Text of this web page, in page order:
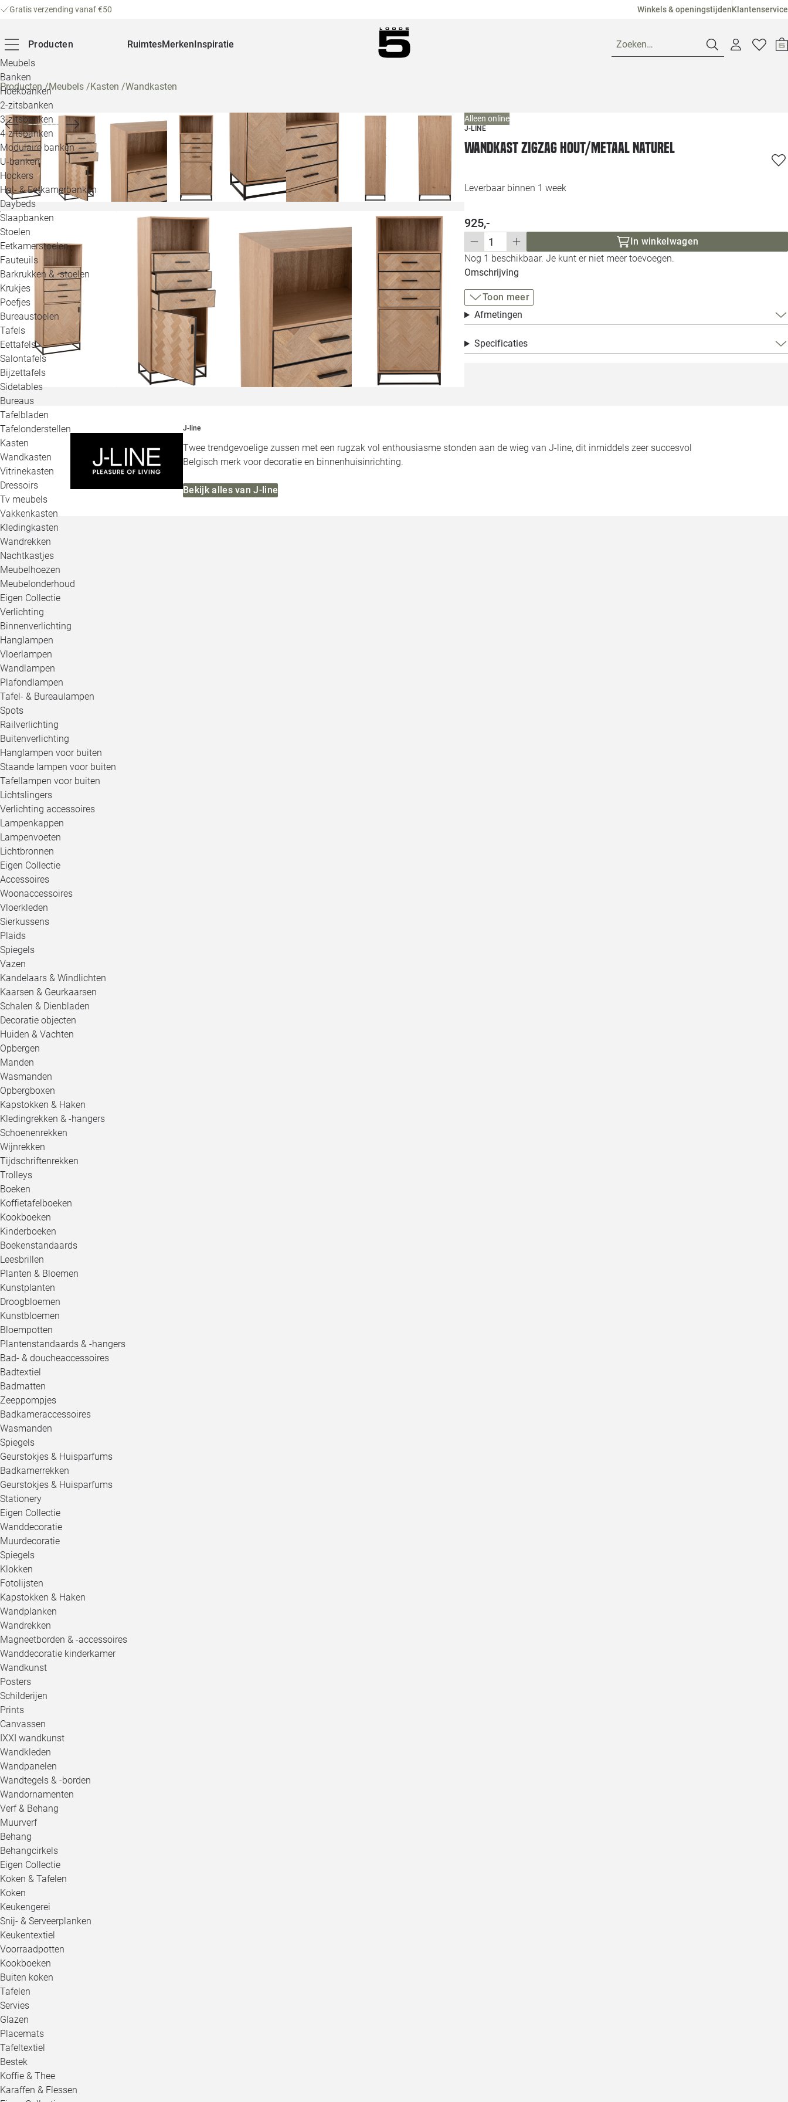
Gratis verzending vanaf €50 Winkels & openingstijdenKlantenservice
Producten
Meubels
Banken
Hoekbanken
2-zitsbanken
3-zitsbanken
4-zitsbanken
Modulaire banken
U-banken
Hockers
Hal- & Eetkamerbanken
Daybeds
Slaapbanken
Stoelen
Eetkamerstoelen
Fauteuils
Barkrukken & -stoelen
Krukjes
Poefjes
Bureaustoelen
Tafels
Eettafels
Salontafels
Bijzettafels
Sidetables
Bureaus
Tafelbladen
Tafelonderstellen
Kasten
Wandkasten
Vitrinekasten
Dressoirs
Tv meubels
Vakkenkasten
Kledingkasten
Wandrekken
Nachtkastjes
Meubelhoezen
Meubelonderhoud
Eigen Collectie
Verlichting
Binnenverlichting
Hanglampen
Vloerlampen
Wandlampen
Plafondlampen
Tafel- & Bureaulampen
Spots
Railverlichting
Buitenverlichting
Hanglampen voor buiten
Staande lampen voor buiten
Tafellampen voor buiten
Lichtslingers
Verlichting accessoires
Lampenkappen
Lampenvoeten
Lichtbronnen
Eigen Collectie
Accessoires
Woonaccessoires
Vloerkleden
Sierkussens
Plaids
Spiegels
Vazen
Kandelaars & Windlichten
Kaarsen & Geurkaarsen
Schalen & Dienbladen
Decoratie objecten
Huiden & Vachten
Opbergen
Manden
Wasmanden
Opbergboxen
Kapstokken & Haken
Kledingrekken & -hangers
Schoenenrekken
Wijnrekken
Tijdschriftenrekken
Trolleys
Boeken
Koffietafelboeken
Kookboeken
Kinderboeken
Boekenstandaards
Leesbrillen
Planten & Bloemen
Kunstplanten
Droogbloemen
Kunstbloemen
Bloempotten
Plantenstandaards & -hangers
Bad- & doucheaccessoires
Badtextiel
Badmatten
Zeeppompjes
Badkameraccessoires
Wasmanden
Spiegels
Geurstokjes & Huisparfums
Badkamerrekken
Geurstokjes & Huisparfums
Stationery
Eigen Collectie
Wanddecoratie
Muurdecoratie
Spiegels
Klokken
Fotolijsten
Kapstokken & Haken
Wandplanken
Wandrekken
Magneetborden & -accessoires
Wanddecoratie kinderkamer
Wandkunst
Posters
Schilderijen
Prints
Canvassen
IXXI wandkunst
Wandkleden
Wandpanelen
Wandtegels & -borden
Wandornamenten
Verf & Behang
Muurverf
Behang
Behangcirkels
Eigen Collectie
Koken & Tafelen
Koken
Keukengerei
Snij- & Serveerplanken
Keukentextiel
Voorraadpotten
Kookboeken
Buiten koken
Tafelen
Servies
Glazen
Placemats
Tafeltextiel
Bestek
Koffie & Thee
Karaffen & Flessen
RuimtesMerkenInspiratie Zoeken…
Veelgestelde vragen Loods 5
Producten/Meubels /Kasten /Wandkasten
Alleen online
J-LINE
Wandkast Zigzag hout/metaal Naturel
Leverbaar binnen 1 week
925,-
In winkelwagen
Nog 1 beschikbaar. Je kunt er niet meer toevoegen.
Omschrijving
Toon meer
Afmetingen
Specificaties
J-line
Twee trendgevoelige zussen met een rugzak vol enthousiasme stonden aan de wieg van J-line, dit inmiddels zeer succesvol
Belgisch merk voor decoratie en binnenhuisinrichting.
Bekijk alles van J-line